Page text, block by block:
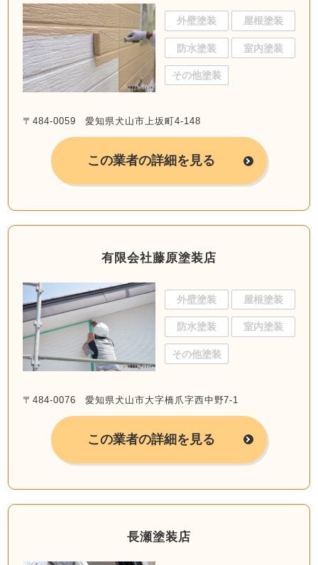
外壁塗装 屋根塗装
防水塗装 室内塗装
その他塗装
〒484-0059 愛知県犬山市上坂町4-148
この業者の詳細を見る
有限会社藤原塗装店
外壁塗装 屋根塗装
防水塗装 室内塗装
その他塗装
〒484-0076 愛知県犬山市大字橋爪字西中野7-1
この業者の詳細を見る
長瀬塗装店